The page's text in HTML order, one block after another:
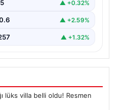
▲ +0.32%
▲ +2.59%
▲ +1.32%
lüks villa belli oldu! Resmen